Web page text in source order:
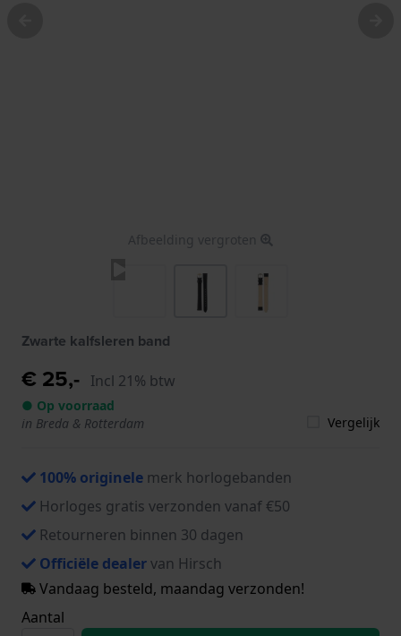
Afbeelding vergroten
Zwarte kalfsleren band
€ 25,- Incl 21% btw
● Op voorraad
in Breda & Rotterdam
Vergelijk
100% originele merk horlogebanden
Horloges gratis verzonden vanaf €50
Retourneren binnen 30 dagen
Officiële dealervan Hirsch
Vandaag besteld, maandag verzonden!
Aantal